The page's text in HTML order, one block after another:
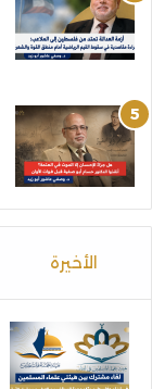
الأخيرة